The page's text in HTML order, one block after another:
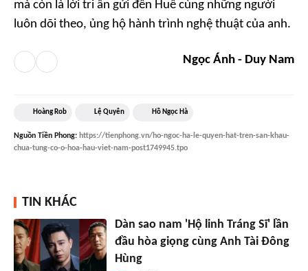
mà còn là lời tri ân gửi đến Huế cùng những người
luôn dõi theo, ủng hộ hành trình nghệ thuật của anh.
Ngọc Ánh - Duy Nam
Hoàng Rob Lệ Quyên Hồ Ngọc Hà
Nguồn Tiền Phong: https://tienphong.vn/ho-ngoc-ha-le-quyen-hat-tren-san-khau-
chua-tung-co-o-hoa-hau-viet-nam-post1749945.tpo
TIN KHÁC
Dàn sao nam 'Hộ linh Tráng Sĩ' lần
đầu hòa giọng cùng Anh Tài Đông
Hùng